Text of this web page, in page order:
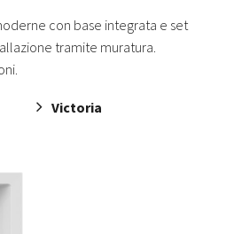
con base integrata e set
tramite muratura.
Victoria